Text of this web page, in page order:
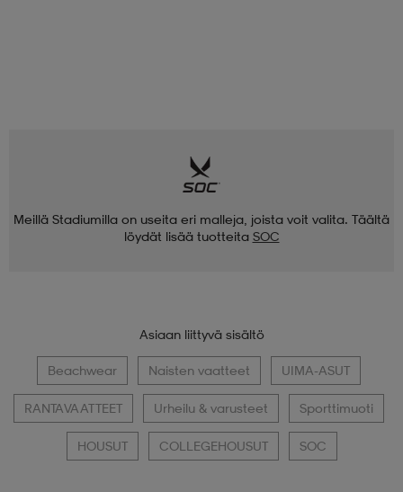
Meillä Stadiumilla on useita eri malleja, joista voit valita. Täältä
löydät lisää tuotteita SOC
Asiaan liittyvä sisältö
Beachwear Naisten vaatteet UIMA-ASUT
RANTAVAATTEET Urheilu & varusteet Sporttimuoti
HOUSUT COLLEGEHOUSUT SOC